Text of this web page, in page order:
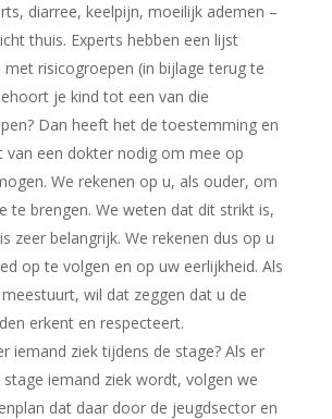
diarree, keelpijn, moeilijk ademen –
thuis. Experts hebben een lijst
met risicogroepen (in bijlage terug te
je kind tot een van die
Dan heeft het de toestemming en
van een dokter nodig om mee op
We rekenen op u, als ouder, om
te brengen. We weten dat dit strikt is,
zeer belangrijk. We rekenen dus op u
op te volgen en op uw eerlijkheid. Als
wil dat zeggen dat u de
erkent en respecteert.
iemand ziek tijdens de stage? Als er
iemand ziek wordt, volgen we
dat daar door de jeugdsector en